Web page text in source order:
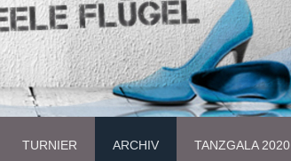
TURNIER ARCHIV TANZGALA 2020